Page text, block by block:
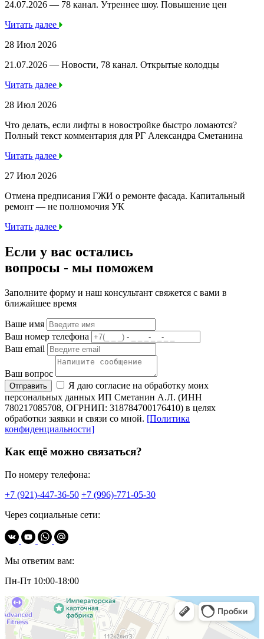
24.07.2026 — 78 канал. Утреннее шоу. Повышение цен
Читать далее
28 Июл 2026
21.07.2026 — Новости, 78 канал. Открытые колодцы
Читать далее
28 Июл 2026
Что делать, если лифты в новостройке быстро ломаются?
Полный текст комментария для РГ Александра Сметанина
Читать далее
27 Июл 2026
Отмена предписания ГЖИ о ремонте фасада. Капитальный
ремонт — не полномочия УК
Читать далее
Если у вас остались
вопросы - мы поможем
Заполните форму и наш консультант свяжется с вами в
ближайшее время
Ваше имя
Ваш номер телефона
Ваш email
Ваш вопрос
Отправить
Я даю согласие на обработку моих
персональных данных ИП Сметанин А.Л. (ИНН
780217085708, ОГРНИП: 318784700176410) в целях
обработки заявки и связи со мной. [Политика
конфиденциальности]
Как ещё можно связаться?
По номеру телефона:
+7 (921)-447-36-50 +7 (996)-771-05-30
Через социальные сети:
Мы ответим вам:
Пн-Пт 10:00-18:00